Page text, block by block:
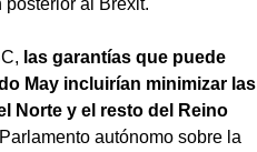
las garantías que puede
May incluirían minimizar las
Norte y el resto del Reino
autónomo sobre la